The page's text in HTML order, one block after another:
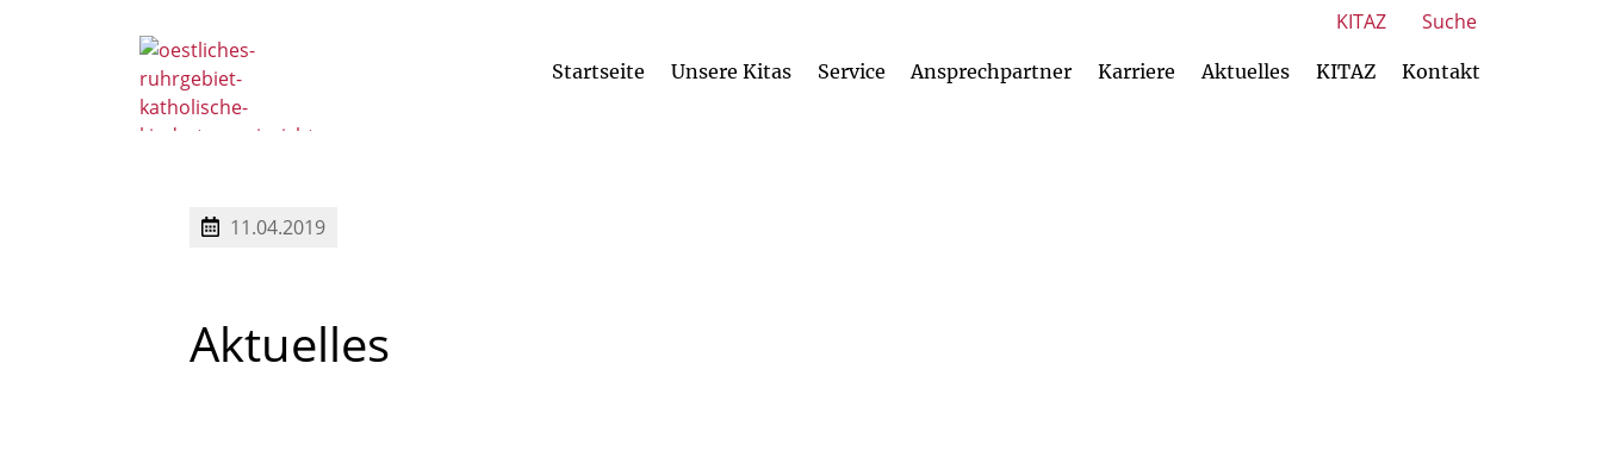
Startseite Unsere Kitas Service Ansprechpartner Karriere Aktuelles KITAZ Kontakt
KITAZ Suche
11.04.2019
Aktuelles